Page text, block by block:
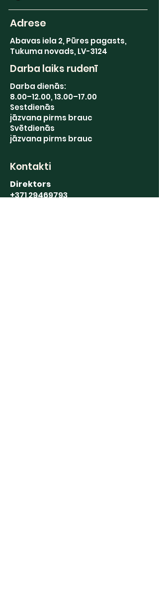
Adrese
Abavas iela 2, Pūres pagasts,
Tukuma novads, LV-3124
Darba laiks rudenī
Darba dienās:
8.00–12.00, 13.00–17.00
Sestdienās
jāzvana pirms brauc
Svētdienās
jāzvana pirms brauc
Kontakti
Direktors
+371 29469793